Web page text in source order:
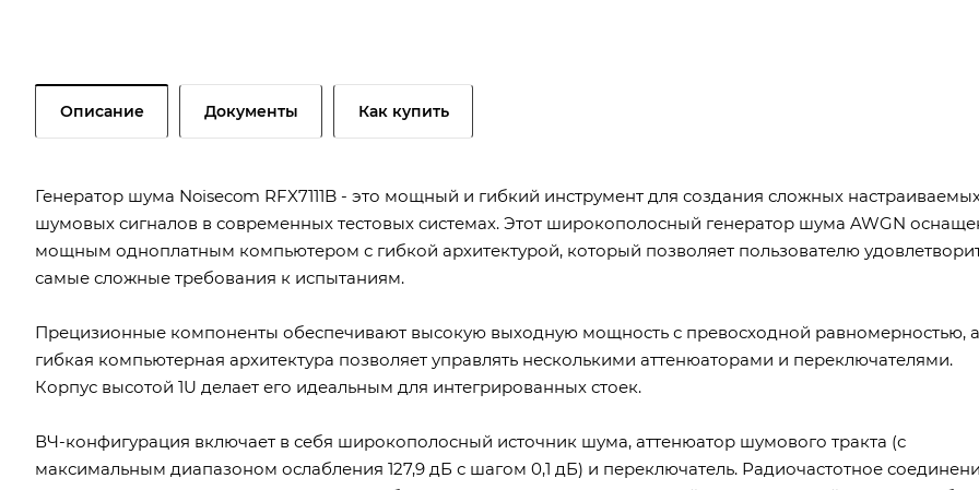
Описание Документы Как купить
Генератор шума Noisecom RFX7111B - это мощный и гибкий инструмент для создания сложных
шумовых сигналов в современных тестовых системах. Этот широкополосный генератор шума AWGN
мощным одноплатным компьютером с гибкой архитектурой, который позволяет пользователю
самые сложные требования к испытаниям.
Прецизионные компоненты обеспечивают высокую выходную мощность с превосходной равномерностью, а
гибкая компьютерная архитектура позволяет управлять несколькими аттенюаторами и переключателями.
Корпус высотой 1U делает его идеальным для интегрированных стоек.
ВЧ-конфигурация включает в себя широкополосный источник шума, аттенюатор шумового тракта (с
максимальным диапазоном ослабления 127,9 дБ с шагом 0,1 дБ) и переключатель. Радиочастотное